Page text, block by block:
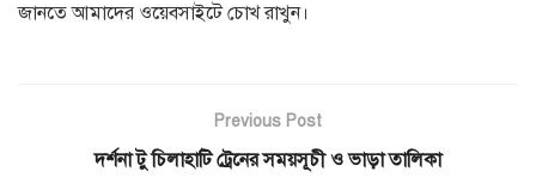
জানতে আমাদের ওয়েবসাইটে চোখ রাখুন।
Previous Post
দর্শনা টু চিলাহাটি ট্রেনের সময়সূচী ও ভাড়া তালিকা